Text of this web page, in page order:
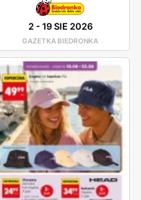
2-19 SIE 2026
GAZETKA BIEDRONKA